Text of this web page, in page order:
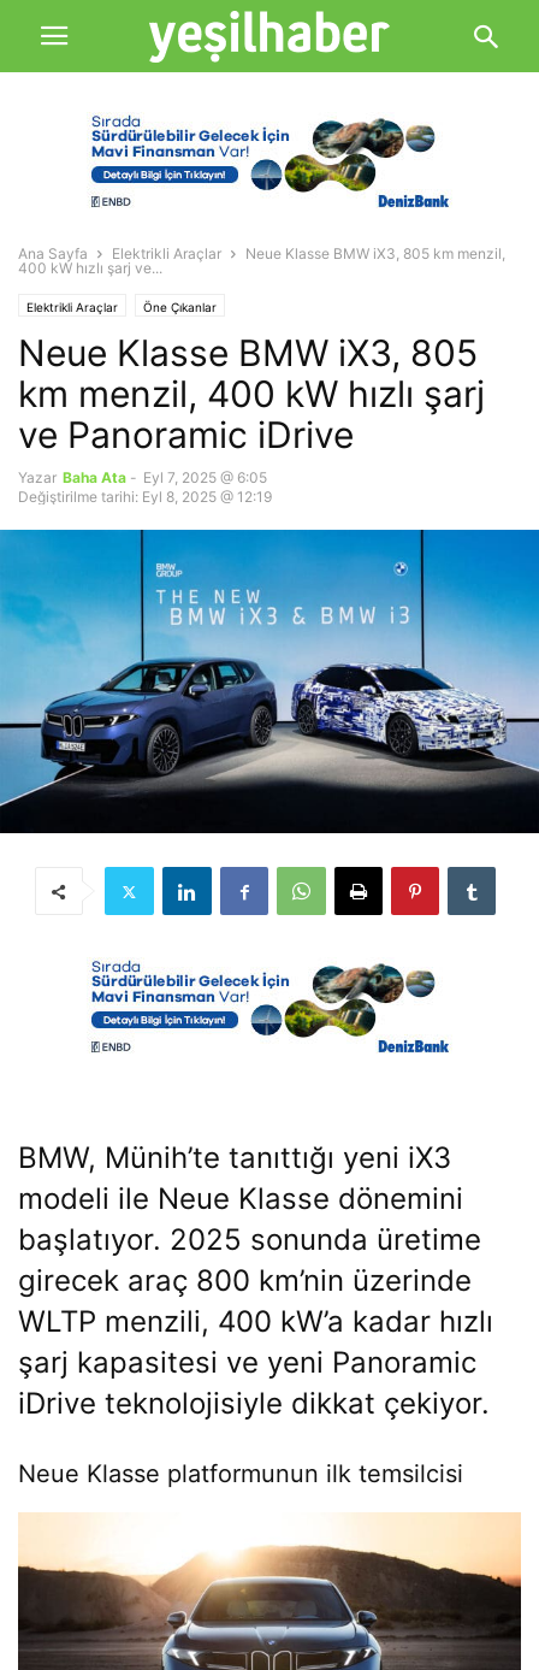
Ana Sayfa Elektrikli Araçlar
Neue Klasse BMW iX3, 805 km menzil,
400 kW hızlı şarj ve...
Elektrikli Araçlar Öne Çıkanlar
Neue Klasse BMW iX3, 805
km menzil, 400 kW hızlı şarj
ve Panoramic iDrive
Yazar Baha Ata - Eyl 7, 2025 @ 6:05
Değiştirilme tarihi: Eyl 8, 2025 @ 12:19
BMW, Münih’te tanıttığı yeni iX3
modeli ile Neue Klasse dönemini
başlatıyor. 2025 sonunda üretime
girecek araç 800 km’nin üzerinde
WLTP menzili, 400 kW’a kadar hızlı
şarj kapasitesi ve yeni Panoramic
iDrive teknolojisiyle dikkat çekiyor.
Neue Klasse platformunun ilk temsilcisi